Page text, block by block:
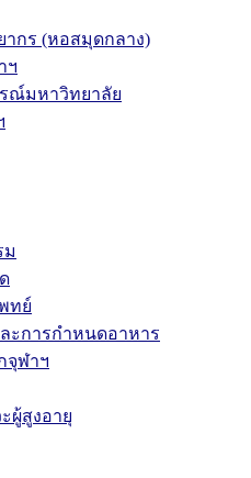
กร (หอสมุดกลาง)
ฯ
ณ์มหาวิทยาลัย
ม
ทย์
ะการกำหนดอาหาร
จุฬาฯ
ผู้สูงอายุ